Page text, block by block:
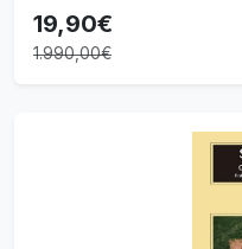
19,90€
1.990,00€